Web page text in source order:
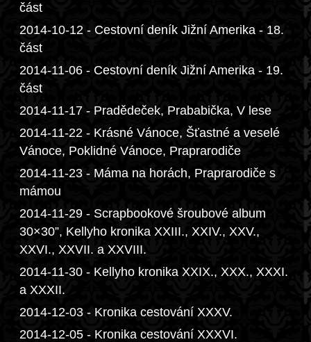
část
2014-10-12 - Cestovní deník Jižní Amerika - 18.
část
2014-11-06 - Cestovní deník Jižní Amerika - 19.
část
2014-11-17 - Pradědeček, Prababička, V lese
2014-11-22 - Krásné Vánoce, Šťastné a veselé
Vánoce, Poklidné Vánoce, Praprarodiče
2014-11-23 - Máma na horách, Praprarodiče s
mámou
2014-11-29 - Scrapbookové šroubové album
30×30”, Kellyho kronika XXIII., XXIV., XXV.,
XXVI., XXVII. a XXVIII.
2014-11-30 - Kellyho kronika XXIX., XXX., XXXI.
a XXXII.
2014-12-03 - Kronika cestování XXXV.
2014-12-05 - Kronika cestování XXXVI.